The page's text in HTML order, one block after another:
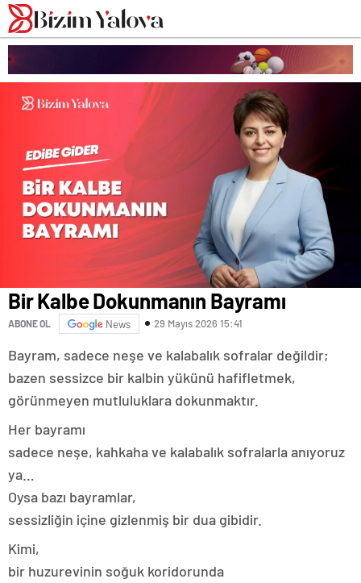
romabet
romabet
romabet
deneme
bonusu
veren
siteler
Bir Kalbe Dokunmanın Bayramı
ABONE OL News 29 Mayıs 2026 15:41
Bayram, sadece neşe ve kalabalık sofralar değildir;
bazen sessizce bir kalbin yükünü hafifletmek,
görünmeyen mutluluklara dokunmaktır.
Her bayramı
sadece neşe, kahkaha ve kalabalık sofralarla anıyoruz
ya…
Oysa bazı bayramlar,
sessizliğin içine gizlenmiş bir dua gibidir.
Kimi,
bir huzurevinin soğuk koridorunda